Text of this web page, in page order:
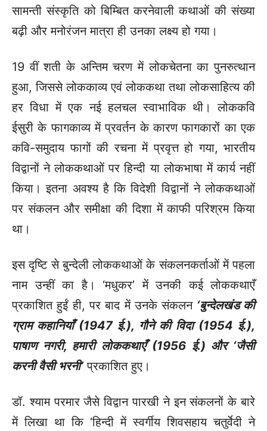
सामन्ती संस्कृति को बिम्बित करनेवाली कथाओं की संख्या
बढ़ी और मनोरंजन मात्रा ही उनका लक्ष्य हो गया।
19 वीं शती के अन्तिम चरण में लोकचेतना का पुनरुत्थान
हुआ, जिससे लोककाव्य एवं लोककथा तथा लोकसाहित्य की
हर विधा में एक नई हलचल स्वाभाविक थी। लोककवि
ईसुरी के फागकाव्य में प्रवर्तन के कारण फागकारों का एक
कवि-समुदाय फागों की रचना में प्रवृत्त हो गया, भारतीय
विद्वानों ने लोककथाओं पर हिन्दी या लोकभाषा में कार्य नहीं
किया। इतना अवश्य है कि विदेशी विद्वानों ने लोककथाओं
पर संकलन और समीक्षा की दिशा में काफी परिश्रम किया
था।
इस दृष्टि से बुन्देली लोककथाओं के संकलनकर्ताओं में पहला
नाम उन्हीं का है। ‘मधुकर’ में उनकी कई लोककथाएँ
प्रकाशित हुईं ही, पर बाद में उनके संकलन‘बुन्देलखंड की
ग्राम कहानियाँ (1947 ई.), गौने की विदा (1954 ई.),
पाषाण नगरी, हमारी लोककथाएँ (1956 ई.) और ‘जैसी
करनी वैसी भरनी’ प्रकाशित हुए।
डॉ. श्याम परमार जैसे विद्वान पारखी ने इन संकलनों के बारे
में लिखा था कि ‘हिन्दी में स्वर्गीय शिवसहाय चतुर्वेदी ने